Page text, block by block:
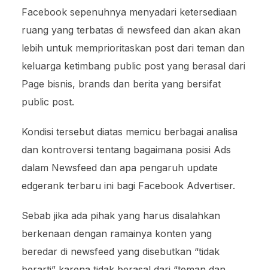
Facebook sepenuhnya menyadari ketersediaan
ruang yang terbatas di newsfeed dan akan akan
lebih untuk memprioritaskan post dari teman dan
keluarga ketimbang public post yang berasal dari
Page bisnis, brands dan berita yang bersifat
public post.
Kondisi tersebut diatas memicu berbagai analisa
dan kontroversi tentang bagaimana posisi Ads
dalam Newsfeed dan apa pengaruh update
edgerank terbaru ini bagi Facebook Advertiser.
Sebab jika ada pihak yang harus disalahkan
berkenaan dengan ramainya konten yang
beredar di newsfeed yang disebutkan “tidak